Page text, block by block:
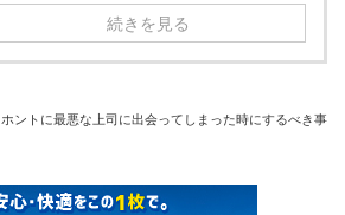
続きを見る
ホントに最悪な上司に出会ってしまった時にするべき事